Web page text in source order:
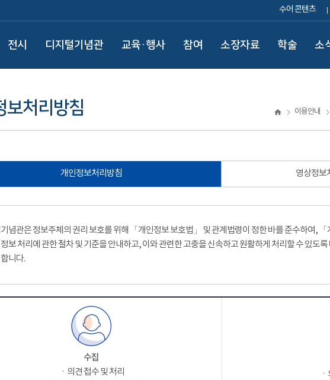
수어 콘텐츠
전시 디지털기념관 교육·행사 참여 소장자료 학술 소
보처리방침 이용안내
개인정보처리방침 영상정보
념관은 정보주체의 권리 보호를 위해 「개인정보 보호법」 및 관계법령이 정한 바를 준수하여, 「
보 처리에 관한 절차 및 기준을 안내하고, 이와 관련한 고충을 신속하고 원활하게 처리할 수 있도
니다.
수집
ㆍ의견 접수 및 처리